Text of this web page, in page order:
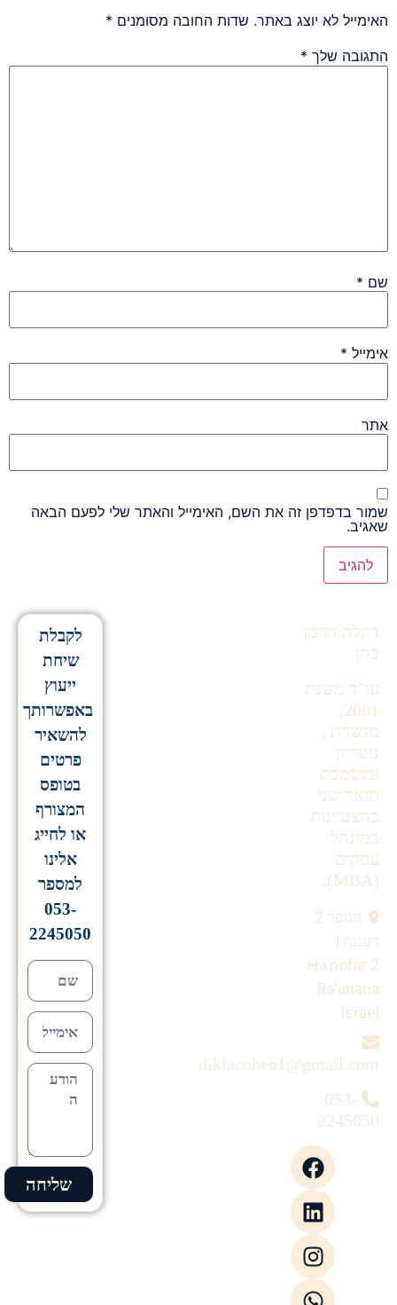
האימייל לא יוצג באתר. שדות החובה מסומנים *
התגובה שלך *
שם *
אימייל *
אתר
שמור בדפדפן זה את השם, האימייל והאתר שלי לפעם הבאה
שאגיב.
דקלה הרמן
כהן
עו"ד משנת
2001,
מגשרת ,
נוטריון
ומוסמכת
תואר שני
בהצטיינות
במינהל
עסקים
(MBA).
הנופר 2
רעננה |
Ha'nofar 2
Ra'anana
Israel
diklacohen1@gmail.com
053-
2245050
לקבלת
שיחת
ייעוץ
באפשרותך
להשאיר
פרטים
בטופס
המצורף
או לחייג
אלינו
למספר
053-
2245050
שליחה
Alternative: